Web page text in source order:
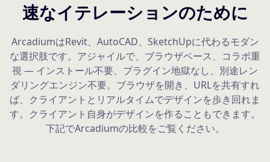
速なイテレーションのために
ArcadiumはRevit、AutoCAD、SketchUpに代わるモダン
な選択肢です。アジャイルで、ブラウザベース、コラボ重
視 — インストール不要、プラグイン地獄なし、別途レン
ダリングエンジン不要。ブラウザを開き、URLを共有すれ
ば、クライアントとリアルタイムでデザインを歩き回れま
す。クライアント自身がデザインを作ることもできます。
下記でArcadiumの比較をご覧ください。